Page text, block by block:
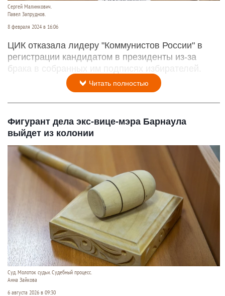
Сергей Малинкович.
Павел Запруднов.
8 февраля 2024 в 16:06
ЦИК отказала лидеру "Коммунистов России" в
регистрации кандидатом в президенты из-за
брака в собранных им подписях избирателей.
Читать полностью
Фигурант дела экс-вице-мэра Барнаула
выйдет из колонии
Суд. Молоток судьи. Судебный процесс.
Анна Зайкова
6 августа 2026 в 09:30